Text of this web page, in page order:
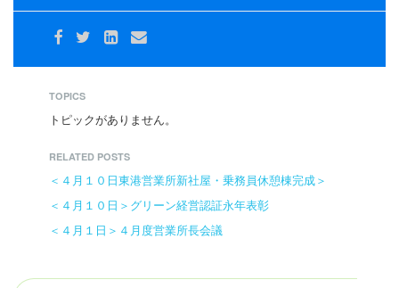
TOPICS
トピックがありません。
RELATED POSTS
＜４月１０日東港営業所新社屋・乗務員休憩棟完成＞
＜４月１０日＞グリーン経営認証永年表彰
＜４月１日＞４月度営業所長会議